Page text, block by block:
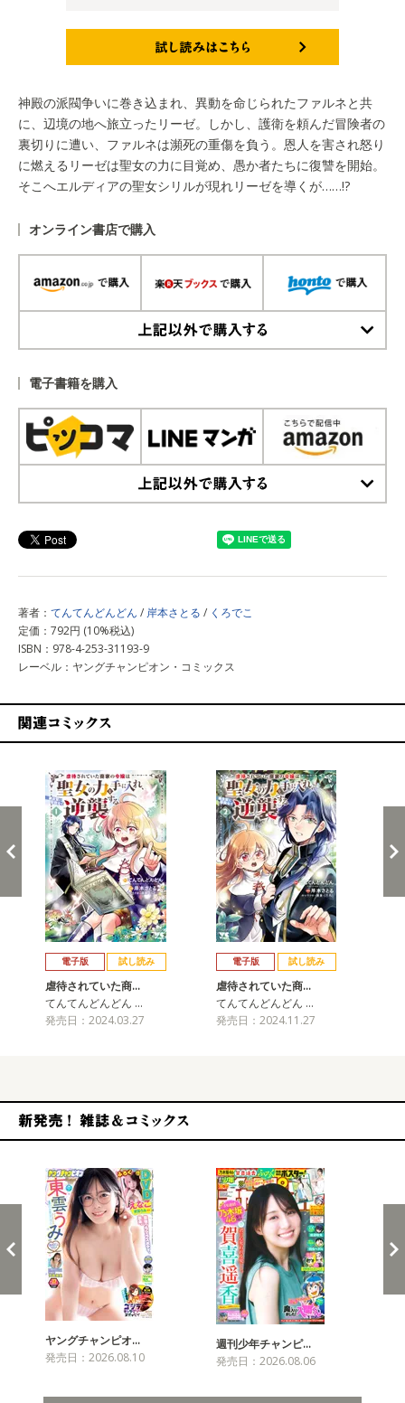
神殿の派閥争いに巻き込まれ、異動を命じられたファルネと共
に、辺境の地へ旅立ったリーゼ。しかし、護衛を頼んだ冒険者の
裏切りに遭い、ファルネは瀕死の重傷を負う。恩人を害され怒り
に燃えるリーゼは聖女の力に目覚め、愚か者たちに復讐を開始。
そこへエルディアの聖女シリルが現れリーゼを導くが……!?
オンライン書店で購入
電子書籍を購入
著者： てんてんどんどん /岸本さとる / くろでこ
定価：792円 (10%税込)
ISBN：978-4-253-31193-9
レーベル：ヤングチャンピオン・コミックス
電子版 試し読み
虐待されていた商…
てんてんどんどん …
発売日：2024.03.27
電子版 試し読み
虐待されていた商…
てんてんどんどん …
発売日：2024.11.27
ヤングチャンピオ…
発売日：2026.08.10
週刊少年チャンピ…
発売日：2026.08.06